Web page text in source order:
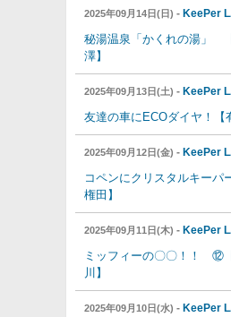
2025年09月14日(日) - KeePer
秘湯温泉「かくれの湯」
澤】
2025年09月13日(土) - KeePer
友達の車にECOダイヤ！【
2025年09月12日(金) - KeePer
コペンにクリスタルキー
権田】
2025年09月11日(木) - KeePer
ミッフィーの〇〇！！ ⑫
川】
2025年09月10日(水) - KeePer